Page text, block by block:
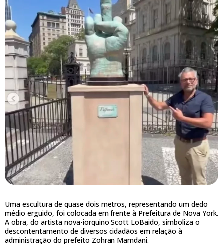
Uma escultura de quase dois metros, representando um dedo
médio erguido, foi colocada em frente à Prefeitura de Nova York.
A obra, do artista nova-iorquino Scott LoBaido, simboliza o
descontentamento de diversos cidadãos em relação à
administração do prefeito Zohran Mamdani.